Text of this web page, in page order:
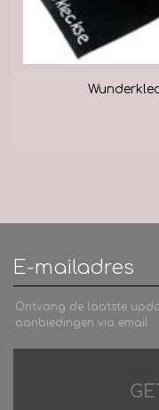
Ontvang de laatste
aanbiedingen via email